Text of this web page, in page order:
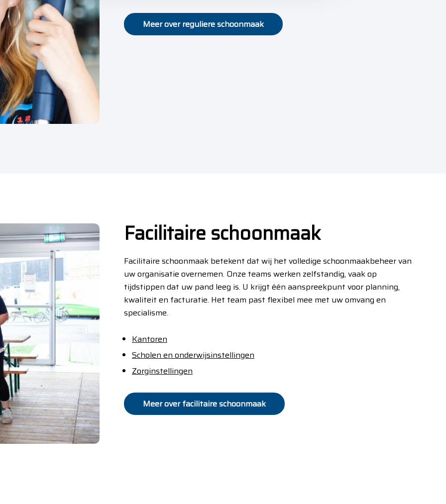
Meer over reguliere schoonmaak
Facilitaire schoonmaak
Facilitaire schoonmaak betekent dat wij het volledige schoonmaakbeheer van
uw organisatie overnemen. Onze teams werken zelfstandig, vaak op
tijdstippen dat uw pand leeg is. U krijgt één aanspreekpunt voor planning,
kwaliteit en facturatie. Het team past flexibel mee met uw omvang en
specialisme.
Kantoren
Scholen en onderwijsinstellingen
Zorginstellingen
Meer over facilitaire schoonmaak